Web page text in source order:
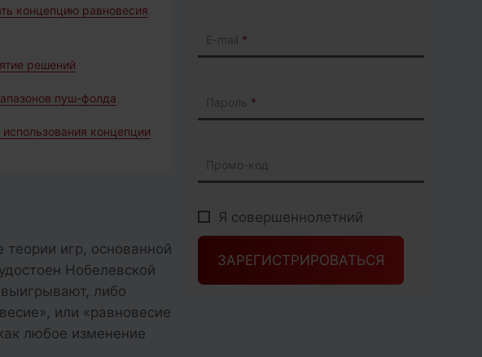
концепцию равновесия
решений
пуш-фолда
концепции
игр, основанной
Нобелевской
либо
или «равновесие
любое изменение
E-mail
Пароль
Промо-код
Я совершеннолетний
ЗАРЕГИСТРИРОВАТЬСЯ